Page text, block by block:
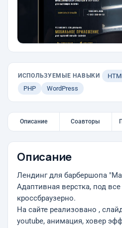
ИСПОЛЬЗУЕМЫЕ НАВЫКИ
PHP
WordPress
Описание Соавторы
Описание
Лендинг для барбершопа
Адаптивная верстка, под
кроссбраузерно.
На сайте реализовано ,
youtube, анимация, ховер